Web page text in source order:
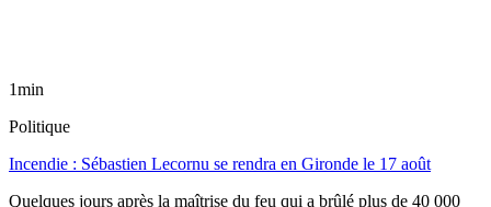
1min
Politique
Incendie : Sébastien Lecornu se rendra en Gironde le 17 août
Quelques jours après la maîtrise du feu qui a brûlé plus de 40 000